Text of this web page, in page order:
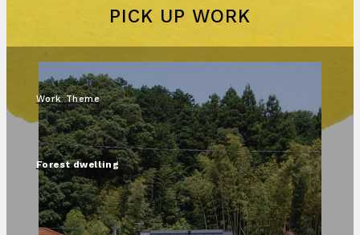
PICK UP WORK
Work Theme
Forest dwelling